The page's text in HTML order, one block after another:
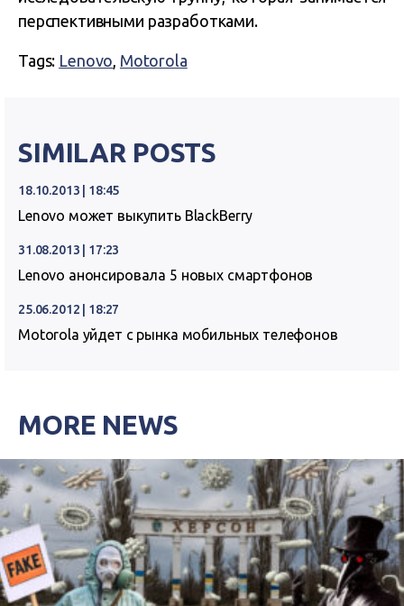
перспективными разработками.
Tags: Lenovo Motorola
SIMILAR POSTS
18.10.2013 | 18:45
Lenovo может выкупить BlackBerry
31.08.2013 | 17:23
Lenovo анонсировала 5 новых смартфонов
25.06.2012 | 18:27
Motorola уйдет с рынка мобильных телефонов
MORE NEWS